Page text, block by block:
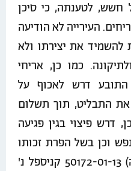
לטענתה, כי סיכן
העירייה לא הודיעה
להשמיד את יצירתו ולא
כמו כן, אריחי
התובע דרש לאכוף על
את התבליט, תוך תשלום
פיצוי בגין פגיעה
וכן בשל הפרת זכותו
המוסרית (ת"א (מחוזי חיפה) 50172-01-13 קניספל נ'